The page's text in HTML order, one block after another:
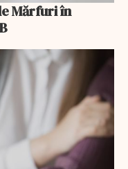
Mărfuri în